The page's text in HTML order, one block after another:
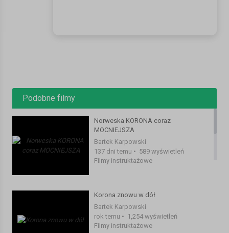
INSTAGRAM: https://www.instagram.com/mojanorwegia.pl/
#norwegia #podsumowanie #zarobki
Filmy instruktażowe
Podobne filmy
Norweska KORONA coraz
MOCNIEJSZA
Bartek Karpowski
137 dni temu • 589 wyświetleń
Filmy instruktażowe
Korona znowu w dół
Bartek Karpowski
rok temu • 1,254 wyświetleń
Filmy instruktażowe